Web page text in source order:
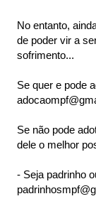
No entanto,
de poder vir a
sofrimento...
Se quer e pode
Se não pode
dele o melhor
- Seja padrinho